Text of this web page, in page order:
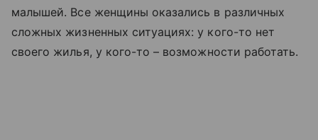
малышей. Все женщины оказались в различных
сложных жизненных ситуациях: у кого-то нет
своего жилья, у кого-то – возможности работать.